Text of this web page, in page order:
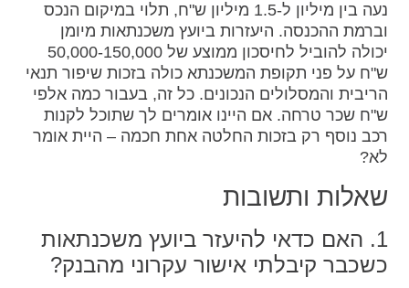
נעה בין מיליון ל-1.5 מיליון ש"ח, תלוי במיקום הנכס
וברמת ההכנסה. היעזרות ביועץ משכנתאות מיומן
יכולה להוביל לחיסכון ממוצע של 50,000-150,000
ש"ח על פני תקופת המשכנתא כולה בזכות שיפור תנאי
הריבית והמסלולים הנכונים. כל זה, בעבור כמה אלפי
ש"ח שכר טרחה. אם היינו אומרים לך שתוכל לקנות
רכב נוסף רק בזכות החלטה אחת חכמה – היית אומר
לא?
שאלות ותשובות
1. האם כדאי להיעזר ביועץ משכנתאות
כשכבר קיבלתי אישור עקרוני מהבנק?